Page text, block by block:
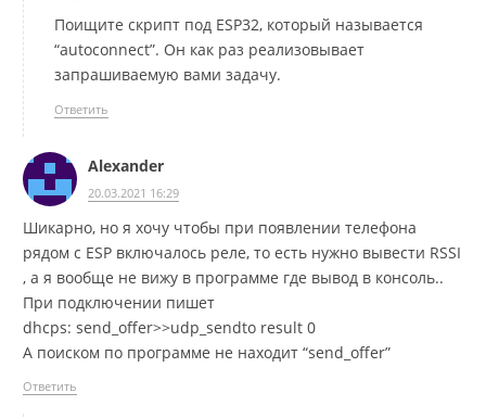
Поищите скрипт под ESP32, который называется
“autoconnect”. Он как раз реализовывает
запрашиваемую вами задачу.
Ответить
Alexander
20.03.2021 16:29
Шикарно, но я хочу чтобы при появлении телефона
рядом с ESP включалось реле, то есть нужно вывести RSSI
, а я вообще не вижу в программе где вывод в консоль..
При подключении пишет
dhcps: send_offer>>udp_sendto result 0
А поиском по программе не находит “send_offer”
Ответить